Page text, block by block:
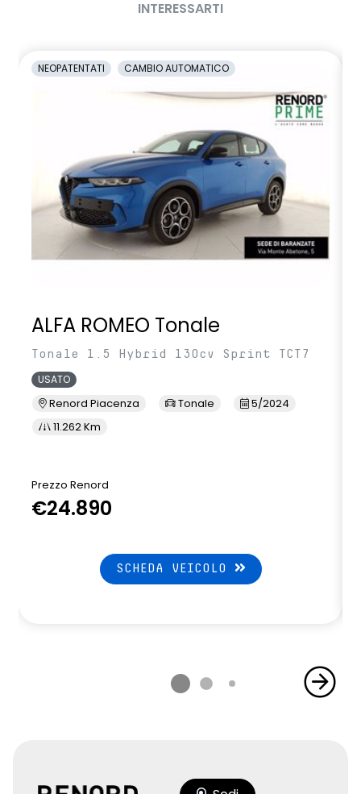
INTERESSARTI
NEOPATENTATI CAMBIO AUTOMATICO
ALFA ROMEO Tonale
Tonale 1.5 Hybrid 130cv Sprint TCT7
USATO
Renord Piacenza Tonale
5/2024
11.262 Km
Prezzo Renord
€24.890
SCHEDA VEICOLO